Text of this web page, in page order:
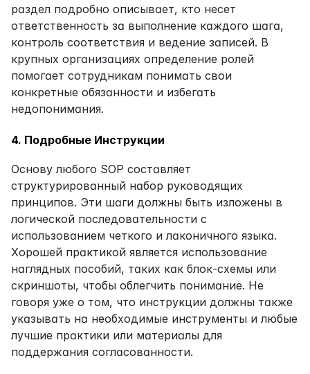
раздел подробно описывает, кто несет
ответственность за выполнение каждого шага,
контроль соответствия и ведение записей. В
крупных организациях определение ролей
помогает сотрудникам понимать свои
конкретные обязанности и избегать
недопонимания.
4. Подробные Инструкции
Основу любого SOP составляет
структурированный набор руководящих
принципов. Эти шаги должны быть изложены в
логической последовательности с
использованием четкого и лаконичного языка.
Хорошей практикой является использование
наглядных пособий, таких как блок-схемы или
скриншоты, чтобы облегчить понимание. Не
говоря уже о том, что инструкции должны также
указывать на необходимые инструменты и любые
лучшие практики или материалы для
поддержания согласованности.